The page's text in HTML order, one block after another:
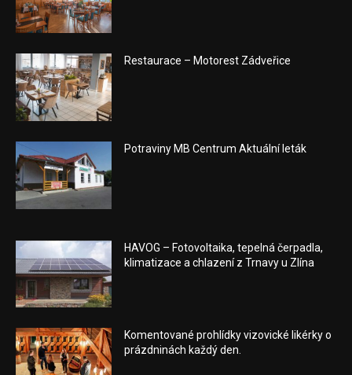
Restaurace – Motorest Zádveřice
Potraviny MB Centrum Aktuální leták
HAVOG – Fotovoltaika, tepelná čerpadla,
klimatizace a chlazení z Trnavy u Zlína
Komentované prohlídky vizovické likérky o
prázdninách každý den.